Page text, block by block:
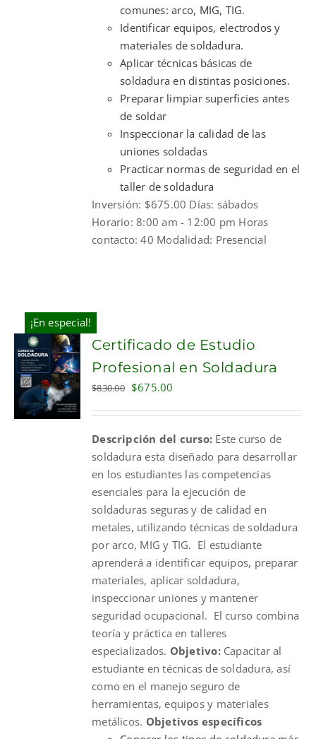
comunes: arco, MIG, TIG.
Identificar equipos, electrodos y
materiales de soldadura.
Aplicar técnicas básicas de
soldadura en distintas posiciones.
Preparar limpiar superficies antes
de soldar
Inspeccionar la calidad de las
uniones soldadas
Practicar normas de seguridad en el
taller de soldadura
Inversión: $675.00 Días: sábados
Horario: 8:00 am - 12:00 pm Horas
contacto: 40 Modalidad: Presencial
¡En especial!
ADD TO
CART
Certificado de Estudio
Profesional en Soldadura
$830.00 Original
$830.00.
$675.00
$675.00.
Descripción del curso: Este curso de
soldadura esta diseñado para desarrollar
en los estudiantes las competencias
esenciales para la ejecución de
soldaduras seguras y de calidad en
metales, utilizando técnicas de soldadura
por arco, MIG y TIG. El estudiante
aprenderá a identificar equipos, preparar
materiales, aplicar soldadura,
inspeccionar uniones y mantener
seguridad ocupacional. El curso combina
teoría y práctica en talleres
especializados. Objetivo:Capacitar al
estudiante en técnicas de soldadura, así
como en el manejo seguro de
herramientas, equipos y materiales
metálicos. Objetivos específicos